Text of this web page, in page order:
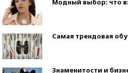
Самая трендовая
Знаменитости и